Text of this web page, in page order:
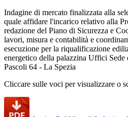
Indagine di mercato finalizzata alla
quale affidare l'incarico relativo alla
redazione del Piano di Sicurezza e
lavori, misura e contabilità e
esecuzione per la riqualificazione
energetico della palazzina Uffici
Pascoli 64 - La Spezia
Cliccare sulle voci per visualizzare o